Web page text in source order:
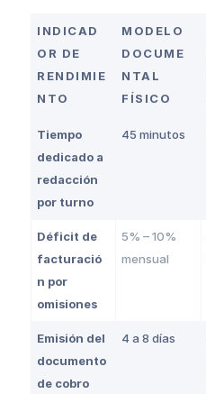
INDICAD
OR DE
RENDIMIE
NTO
MODELO
DOCUME
NTAL
FÍSICO
Tiempo
dedicado a
redacción
por turno
45 minutos
Déficit de
facturació
n por
omisiones
5% – 10%
mensual
Emisión del
documento
de cobro
4 a 8 días